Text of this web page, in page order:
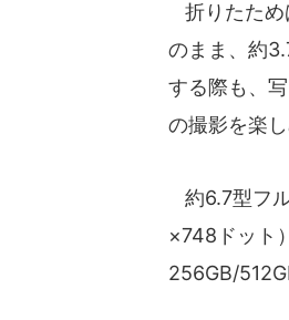
折りたため
のまま、約
する際も、
の撮影を楽し
約6.7型フ
×748ドット
256GB/